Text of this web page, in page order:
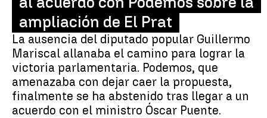
ampliación de El Prat
La ausencia del diputado popular Guillermo
Mariscal allanaba el camino para lograr la
victoria parlamentaria. Podemos, que
amenazaba con dejar caer la propuesta,
finalmente se ha abstenido tras llegar a un
acuerdo con el ministro Óscar Puente.